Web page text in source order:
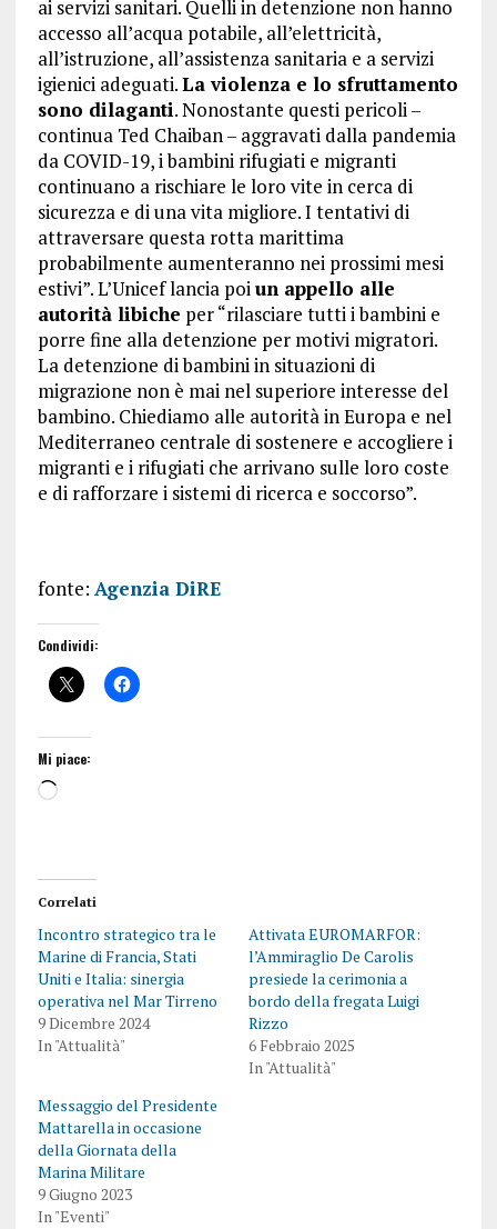
ai servizi sanitari. Quelli in detenzione non hanno
accesso all’acqua potabile, all’elettricità,
all’istruzione, all’assistenza sanitaria e a servizi
igienici adeguati.La violenza e lo sfruttamento
sono dilaganti. Nonostante questi pericoli –
continua Ted Chaiban – aggravati dalla pandemia
da COVID-19, i bambini rifugiati e migranti
continuano a rischiare le loro vite in cerca di
sicurezza e di una vita migliore. I tentativi di
attraversare questa rotta marittima
probabilmente aumenteranno nei prossimi mesi
estivi”. L’Unicef lancia poiun appello alle
autorità libiche per “rilasciare tutti i bambini e
porre fine alla detenzione per motivi migratori.
La detenzione di bambini in situazioni di
migrazione non è mai nel superiore interesse del
bambino. Chiediamo alle autorità in Europa e nel
Mediterraneo centrale di sostenere e accogliere i
migranti e i rifugiati che arrivano sulle loro coste
e di rafforzare i sistemi di ricerca e soccorso”.
fonte: Agenzia DiRE
Condividi:
Mi piace:
Correlati
Incontro strategico tra le
Marine di Francia, Stati
Uniti e Italia: sinergia
operativa nel Mar Tirreno
9 Dicembre 2024
In "Attualità"
Attivata EUROMARFOR:
l’Ammiraglio De Carolis
presiede la cerimonia a
bordo della fregata Luigi
Rizzo
6 Febbraio 2025
In "Attualità"
Messaggio del Presidente
Mattarella in occasione
della Giornata della
Marina Militare
9 Giugno 2023
In "Eventi"